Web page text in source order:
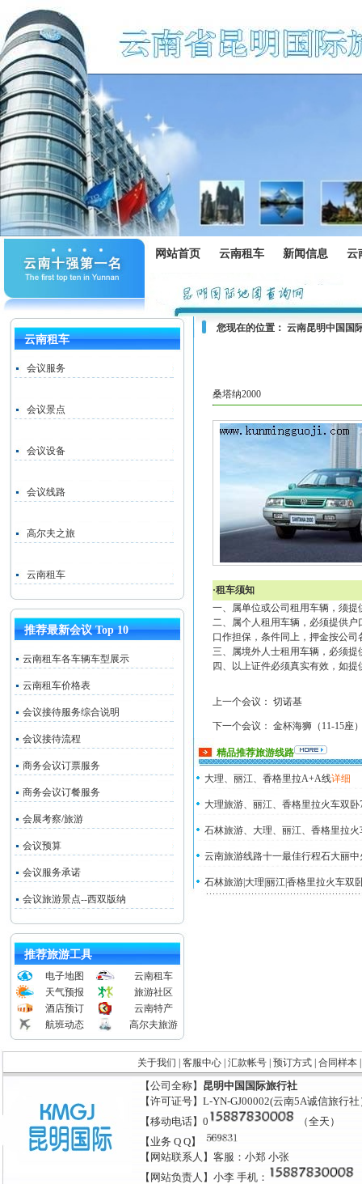
网站首页 云南租车 新闻信息 云
云南租车
会议服务
会议景点
会议设备
会议线路
高尔夫之旅
云南租车
推荐最新会议 Top 10
云南租车各车辆车型展示
云南租车价格表
会议接待服务综合说明
会议接待流程
商务会议订票服务
商务会议订餐服务
会展考察/旅游
会议预算
会议服务承诺
会议旅游景点--西双版纳
推荐旅游工具
电子地图
云南租车
天气预报
旅游社区
酒店预订
云南特产
航班动态
高尔夫旅游
您现在的位置： 云南昆明中国国
桑塔纳2000
·租车须知
一、属单位或公司租用车辆，须
二、属个人租用车辆，必须提供
口作担保，条件同上，押金按公司
三、属境外人士租用车辆，必须
四、以上证件必须真实有效，如
上一个会议： 切诺基
下一个会议： 金杯海狮（11-15座
精品推荐旅游线路
详细
大理、丽江、香格里拉A+A线
大理旅游、丽江、香格里拉火车双
石林旅游、大理、丽江、香格里拉
云南旅游线路十一最佳行程石大丽
石林旅游|大理|丽江|香格里拉火车双
关于我们 客服中心| 汇款帐号| 预订方式| 合同样本
【公司全称】 昆明中国国际旅行社
【许可证号】L-YN-GJ00002(云南5A诚信旅行社
【移动电话】0
（全天）
【业务 Q Q】
【网站联系人】客服：小郑 小张
【网站负责人】小李 手机：